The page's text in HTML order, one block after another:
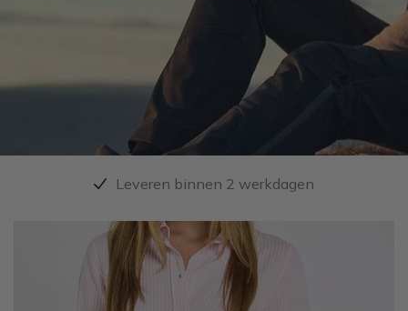
Unieke collectie maritieme kleding